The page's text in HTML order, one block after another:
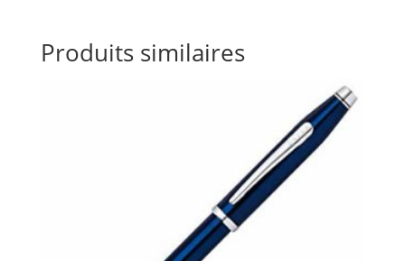
Produits similaires